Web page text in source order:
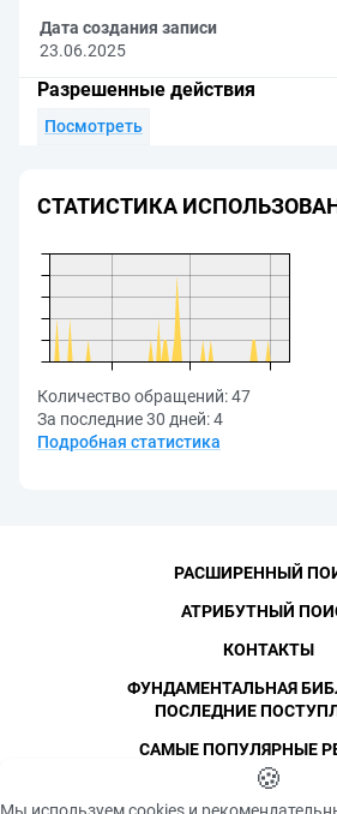
Дата создания записи
23.06.2025
Разрешенные действия
Посмотреть
СТАТИСТИКА
Количество обращений:47
За последние 30 дней:4
Подробная статистика
СПбПУ, 1996-2026
Авторские права и
РАСШИРЕННЫЙ
АТРИБУТНЫЙ
КОНТАКТЫ
ФУНДАМЕНТАЛЬНАЯ
ПОСЛЕДНИЕ
САМЫЕ ПОПУЛЯРНЫЕ
🍪